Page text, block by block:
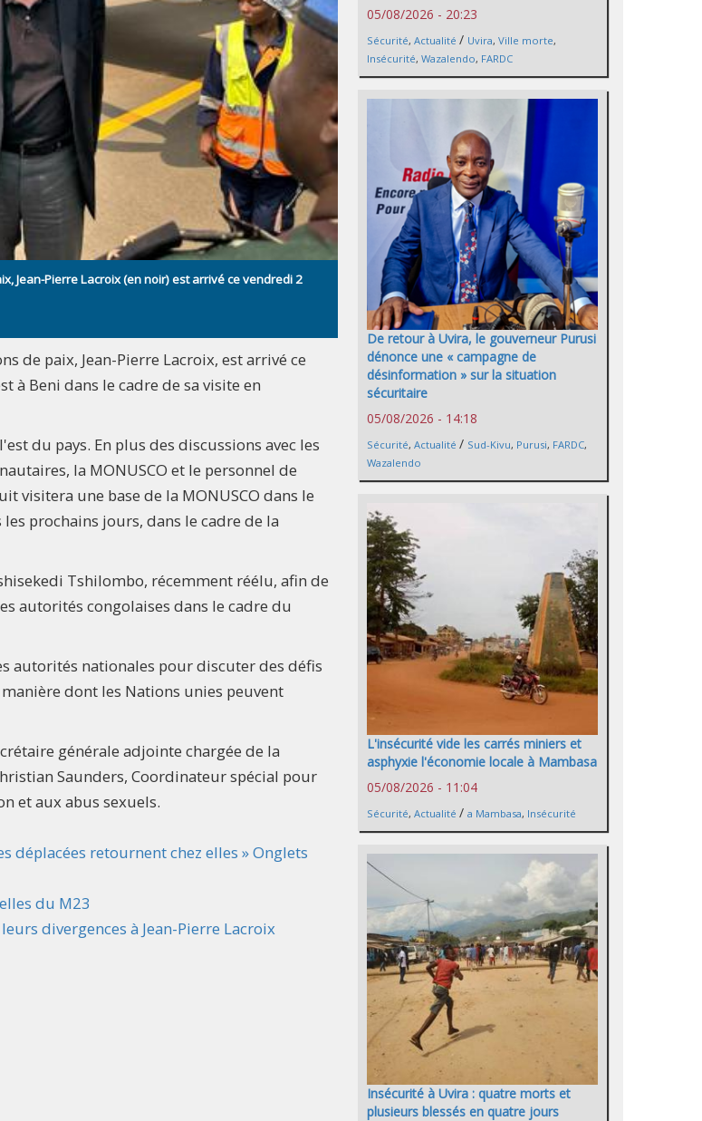
Jean-Pierre Lacroix (en noir) est arrivé ce vendredi 2
de paix, Jean-Pierre Lacroix, est arrivé ce
à Beni dans le cadre de sa visite en
du pays. En plus des discussions avec les
la MONUSCO et le personnel de
visitera une base de la MONUSCO dans le
prochains jours, dans le cadre de la
Tshilombo, récemment réélu, afin de
autorités congolaises dans le cadre du
autorités nationales pour discuter des défis
dont les Nations unies peuvent
générale adjointe chargée de la
Saunders, Coordinateur spécial pour
et aux abus sexuels.
déplacées retournent chez elles » Onglets
du M23
divergences à Jean-Pierre Lacroix
05/08/2026 - 20:23
Sécurité, Actualité / Uvira, Ville morte,
Insécurité, Wazalendo, FARDC
De retour à Uvira, le gouverneur Purusi
dénonce une « campagne de
désinformation » sur la situation
sécuritaire
05/08/2026 - 14:18
Sécurité, Actualité / Sud-Kivu, Purusi, FARDC,
Wazalendo
L'insécurité vide les carrés miniers et
asphyxie l'économie locale à Mambasa
05/08/2026 - 11:04
Sécurité, Actualité / a Mambasa, Insécurité
Insécurité à Uvira : quatre morts et
plusieurs blessés en quatre jours